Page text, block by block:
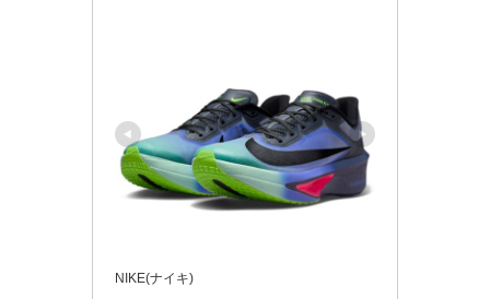
NIKE(ナイキ)